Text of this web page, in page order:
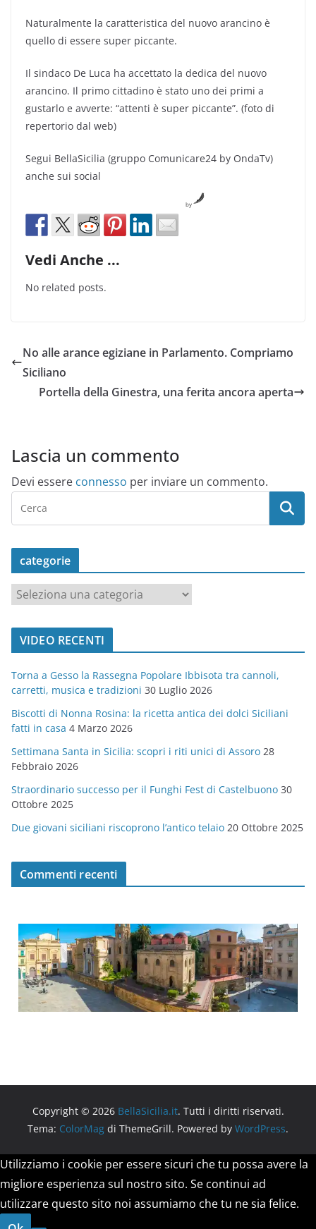
Naturalmente la caratteristica del nuovo arancino è
quello di essere super piccante.
Il sindaco De Luca ha accettato la dedica del nuovo
arancino. Il primo cittadino è stato uno dei primi a
gustarlo e avverte: “attenti è super piccante”. (foto di
repertorio dal web)
Segui BellaSicilia (gruppo Comunicare24 by OndaTv)
anche sui social
by
Vedi Anche ...
No related posts.
No alle arance egiziane in Parlamento. Compriamo
Siciliano
Portella della Ginestra, una ferita ancora aperta
Lascia un commento
Devi essere connesso per inviare un commento.
categorie
t
o
r
i
e
VIDEO RECENTI
Torna a Gesso la Rassegna Popolare Ibbisota tra cannoli,
carretti, musica e tradizioni 30 Luglio 2026
Biscotti di Nonna Rosina: la ricetta antica dei dolci Siciliani
fatti in casa 4 Marzo 2026
Settimana Santa in Sicilia: scopri i riti unici di Assoro 28
Febbraio 2026
Straordinario successo per il Funghi Fest di Castelbuono 30
Ottobre 2025
Due giovani siciliani riscoprono l’antico telaio 20 Ottobre 2025
Commenti recenti
Copyright © 2026 BellaSicilia.it. Tutti i diritti riservati.
Tema: ColorMag di ThemeGrill. Powered by WordPress.
Utilizziamo i cookie per essere sicuri che tu possa avere la
migliore esperienza sul nostro sito. Se continui ad
utilizzare questo sito noi assumiamo che tu ne sia felice.